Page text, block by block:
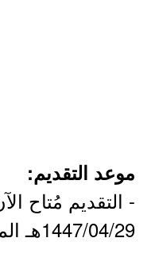
موعد التقديم:
- التقديم مُتاح
1447/04/29هـ الموافق 2025/10/21م.